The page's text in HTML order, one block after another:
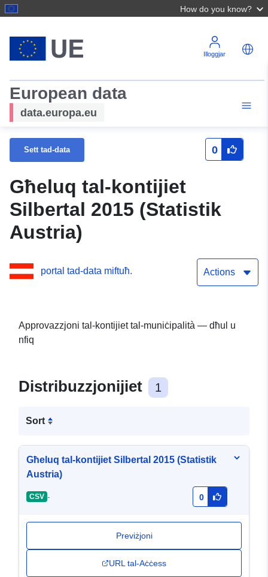
How do you know?
Illoggjar
European data
data.europa.eu
Sett tad-data 0
Għeluq tal-kontijiet
Silbertal 2015 (Statistik
Austria)
portal tad-data miftuħ. Actions
Approvazzjoni tal-kontijiet tal-muniċipalità — dħul u
nfiq
Distribuzzjonijiet 1
Sort
Għeluq tal-kontijiet Silbertal 2015 (Statistik
Austria)
CSV - 0
Previżjoni
URL tal-Aċċess